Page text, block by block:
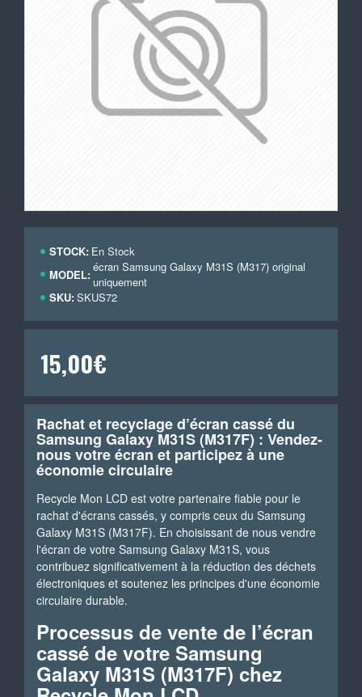
STOCK: En Stock
MODEL:écran Samsung Galaxy M31S (M317) original
uniquement
SKU:SKUS72
15,00€
Rachat et recyclage d’écran cassé du
Samsung Galaxy M31S (M317F) : Vendez-
nous votre écran et participez à une
économie circulaire
Recycle Mon LCD est votre partenaire fiable pour le
rachat d'écrans cassés, y compris ceux du Samsung
Galaxy M31S (M317F). En choisissant de nous vendre
l'écran de votre Samsung Galaxy M31S, vous
contribuez significativement à la réduction des déchets
électroniques et soutenez les principes d'une économie
circulaire durable.
Processus de vente de l’écran
cassé de votre Samsung
Galaxy M31S (M317F) chez